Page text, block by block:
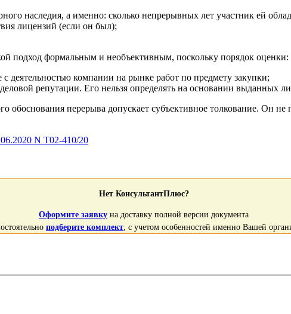
наследия, а именно: сколько непрерывных лет участник ей
лицензий (если он был);
подход формальным и необъективным, поскольку порядок оценки:
деятельностью компании на рынке работ по предмету закупки;
репутации. Его нельзя определять на основании выданных
перерыва допускает субъективное толкование. Он
N Т02-410/20
Нет КонсультантПлюс?
Оформите заявку на доставку полной версии документа
подберите комплект , с учетом особенностей именно Вашей